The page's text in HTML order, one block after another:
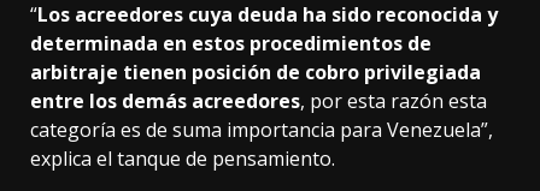
“Los acreedores cuya deuda ha sido reconocida y
determinada en estos procedimientos de
arbitraje tienen posición de cobro privilegiada
entre los demás acreedores, por esta razón esta
categoría es de suma importancia para Venezuela”,
explica el tanque de pensamiento.